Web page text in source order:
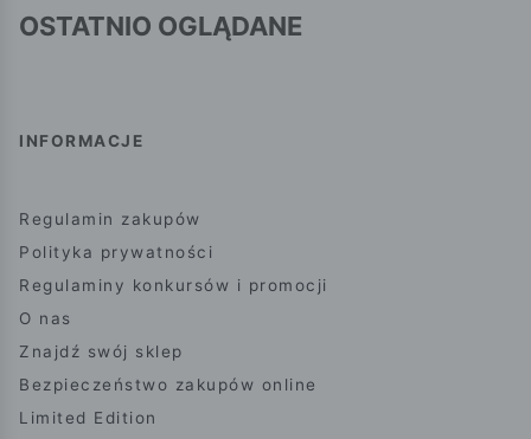
OSTATNIO OGLĄDANE
INFORMACJE
Regulamin zakupów
Polityka prywatności
Regulaminy konkursów i promocji
O nas
Znajdź swój sklep
Bezpieczeństwo zakupów online
Limited Edition